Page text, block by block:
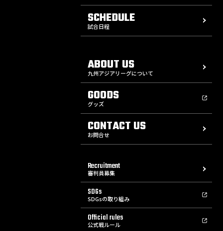
SCHEDULE
試合日程
ABOUT US
九州アジアリーグについて
GOODS
グッズ
CONTACT US
お問合せ
Recruitment
審判員募集
SDGs
SDGsの取り組み
Official rules
公式戦ルール